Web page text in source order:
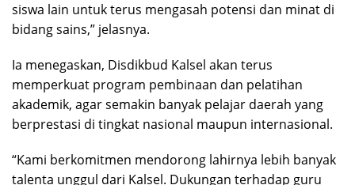
siswa lain untuk terus mengasah potensi dan minat di
bidang sains,” jelasnya.
Ia menegaskan, Disdikbud Kalsel akan terus
memperkuat program pembinaan dan pelatihan
akademik, agar semakin banyak pelajar daerah yang
berprestasi di tingkat nasional maupun internasional.
“Kami berkomitmen mendorong lahirnya lebih banyak
talenta unggul dari Kalsel. Dukungan terhadap guru